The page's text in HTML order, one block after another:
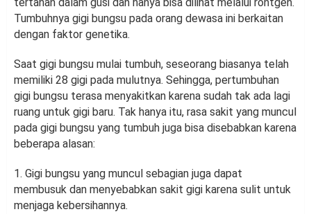
Tumbuhnya gigi bungsu pada orang dewasa ini berkaitan
dengan faktor genetika.
Saat gigi bungsu mulai tumbuh, seseorang biasanya telah
memiliki 28 gigi pada mulutnya. Sehingga, pertumbuhan
gigi bungsu terasa menyakitkan karena sudah tak ada lagi
ruang untuk gigi baru. Tak hanya itu, rasa sakit yang muncul
pada gigi bungsu yang tumbuh juga bisa disebabkan karena
beberapa alasan:
1. Gigi bungsu yang muncul sebagian juga dapat
membusuk dan menyebabkan sakit gigi karena sulit untuk
menjaga kebersihannya.